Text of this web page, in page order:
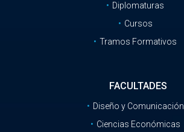
Diplomaturas
Cursos
Tramos Formativos
FACULTADES
Diseño y Comunicación
Ciencias Económicas